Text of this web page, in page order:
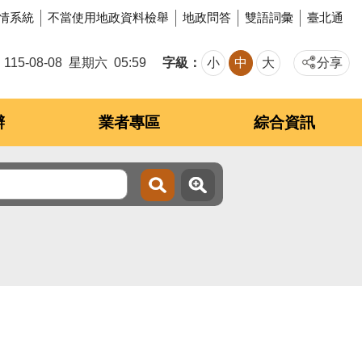
系統 不當使用地政資料檢舉 地政問答 雙語詞彙 臺北通
115-08-08 星期六 05:59 字級 小 中 大 分享
業者專區 綜合資訊